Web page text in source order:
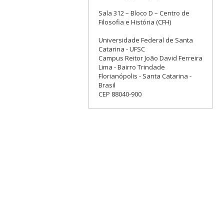
Sala 312 – Bloco D – Centro de
Filosofia e História (CFH)
Universidade Federal de Santa
Catarina - UFSC
Campus Reitor João David Ferreira
Lima - Bairro Trindade
Florianópolis - Santa Catarina -
Brasil
CEP 88040-900